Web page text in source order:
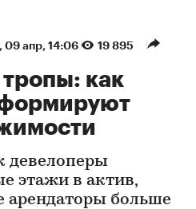
09 апр, 14:06 19 895
как
девелоперы
этажи в актив,
арендаторы больше